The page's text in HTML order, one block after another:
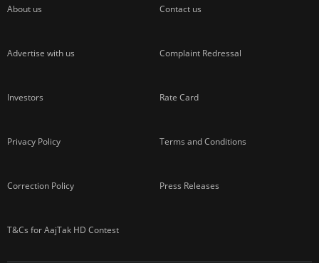
About us Contact us
Advertise with us Complaint Redressal
Investors Rate Card
Privacy Policy Terms and Conditions
Correction Policy Press Releases
T&Cs for AajTak HD Contest